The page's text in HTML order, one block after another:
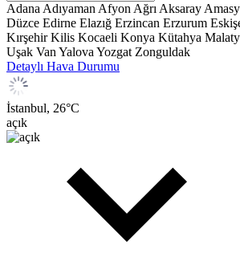
Adana Adıyaman Afyon Ağrı Aksaray
Düzce Edirne Elazığ Erzincan Erzurum
Kırşehir Kilis Kocaeli Konya Kütahya
Uşak Van Yalova Yozgat Zonguldak
Detaylı Hava Durumu
İstanbul, 26°C
açık